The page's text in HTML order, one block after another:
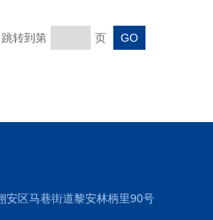
跳转到第 页
安区马巷街道黎安林柄里90号